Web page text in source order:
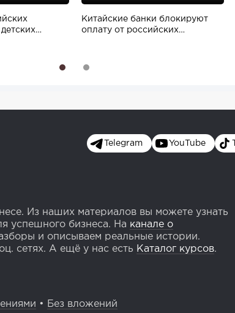
Китайские банки блокируют
оплату от российских
2
Telegram YouTube
Из наших материалов вы можете узнать
успешного бизнеса. На канале о
и описываем реальные истории.
сетях. А ещё у нас есть Каталог курсов.
• Без вложений